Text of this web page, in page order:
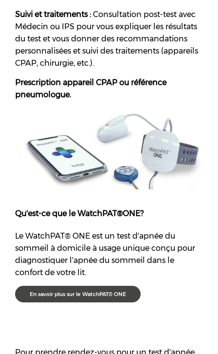
Suivi et traitements :Consultation post-test avec
Médecin ou IPS pour vous expliquer les résultats
du test et vous donner des recommandations
personnalisées et suivi des traitements (appareils
CPAP, chirurgie, etc.).
Prescription appareil CPAP ou référence
pneumologue.
Qu'est-ce que le WatchPAT®️ONE?
Le WatchPAT®️ ONE est un test d'apnée du
sommeil à domicile à usage unique conçu pour
diagnostiquer l'apnée du sommeil dans le
confort de votre lit.
En savoir plus sur le WatchPAT®️ ONE